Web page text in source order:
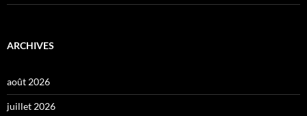
ARCHIVES
août 2026
juillet 2026